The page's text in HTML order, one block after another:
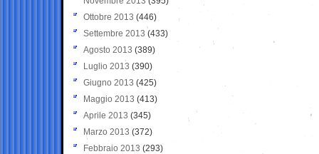
Ottobre 2013 (446)
Settembre 2013 (433)
Agosto 2013 (389)
Luglio 2013 (390)
Giugno 2013 (425)
Maggio 2013 (413)
Aprile 2013 (345)
Marzo 2013 (372)
Febbraio 2013 (293)